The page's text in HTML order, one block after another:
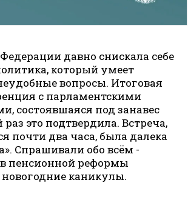
давно снискала себе
который умеет
вопросы. Итоговая
с парламентскими
состоявшаяся под занавес
это подтвердила. Встреча,
почти два часа, была далека
Спрашивали обо всём -
пенсионной реформы
каникулы.